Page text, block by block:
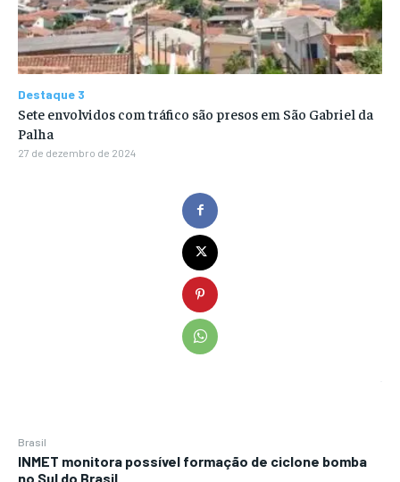
Brasil
INMET monitora possível formação de ciclone bomba
no Sul do Brasil
Destaque 3
Sete envolvidos com tráfico são presos em São Gabriel da
Palha
27 de dezembro de 2024